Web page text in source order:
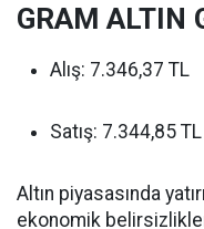
GRAM ALTIN
Alış: 7.346,37 TL
Satış: 7.344,85 TL
Altın piyasasında
ekonomik